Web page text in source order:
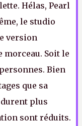
Hélas, Pearl
le studio
version
morceau. Soit le
Bien
que sa
plus
sont réduits.